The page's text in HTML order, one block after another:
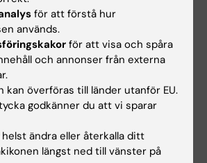
Alzheimer Neurobiologi
Klinisk neurovetenskap
för att förstå hur
används.
för att visa och spåra
och annonser från externa
kan överföras till länder utanför EU.
godkänner du att vi sparar
helst ändra eller återkalla ditt
längst ned till vänster på